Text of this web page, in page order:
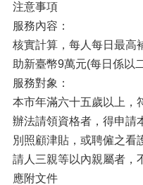
注意事項
服務內容：
核實計算，每人每日最高
助新臺幣9萬元(每日係以
服務對象：
本市年滿六十五歲以上，
辦法請領資格者，得申請
別照顧津貼，或聘僱之看
請人三親等以內親屬者，
應附文件